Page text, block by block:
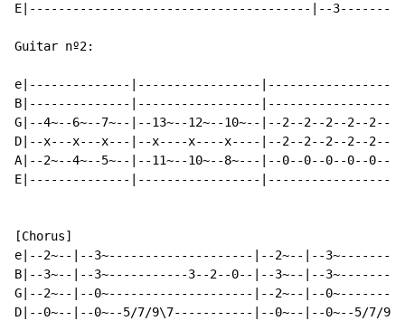
E|---------------------------------------|--
Guitar nº2:
e|--------------|-----------------
B|--------------|-----------------
G|--4~--6~--7~--|--13~--12~--10~--|--2--2--2--2--2--
D|--x---x---x---|--x----x----x----|--2--2--2--2--2--
A|--2~--4~--5~--|--11~--10~--8~---|--0--0--0--0--0--
E|--------------|-----------------
[Chorus]
e|--2~--|--3~--------------------|--2~--|--
B|--3~--|--3~-----------3--2--0--|--3~--|--
G|--2~--|--0~--------------------|--2~--|--
D|--0~--|--0~--5/7/9\7-----------|--0~--|--0~--5/7/